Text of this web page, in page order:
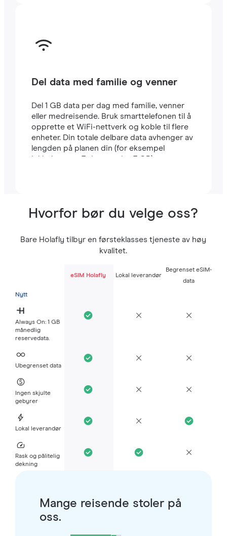
Del data med familie og venner
Del 1 GB data per dag med familie, venner
eller medreisende. Bruk smarttelefonen til å
opprette et WiFi-nettverk og koble til flere
enheter. Din totale delbare data avhenger av
lengden på planen din (for eksempel
inkluderer en 7-dagers plan 7 GB).
Hvorfor bør du velge oss?
Bare Holafly tilbyr en førsteklasses tjeneste av høy
kvalitet.
eSIM Holafly Lokal leverandør
Begrenset eSIM-
data
Nytt
Always On: 1 GB
månedlig
reservedata.
Ubegrenset data
Ingen skjulte
gebyrer
Lokal leverandør
Rask og pålitelig
dekning
Mange reisende stoler på
oss.